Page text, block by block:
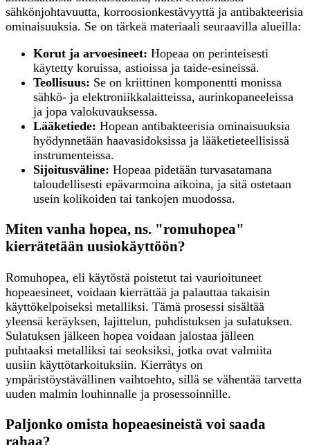
sähkönjohtavuutta, korroosionkestävyyttä ja antibakteerisia
ominaisuuksia. Se on tärkeä materiaali seuraavilla alueilla:
Korut ja arvoesineet: Hopeaa on perinteisesti
käytetty koruissa, astioissa ja taide-esineissä.
Teollisuus: Se on kriittinen komponentti monissa
sähkö- ja elektroniikkalaitteissa, aurinkopaneeleissa
ja jopa valokuvauksessa.
Lääketiede: Hopean antibakteerisia ominaisuuksia
hyödynnetään haavasidoksissa ja lääketieteellisissä
instrumenteissa.
Sijoitusväline: Hopeaa pidetään turvasatamana
taloudellisesti epävarmoina aikoina, ja sitä ostetaan
usein kolikoiden tai tankojen muodossa.
Miten vanha hopea, ns. "romuhopea"
kierrätetään uusiokäyttöön?
Romuhopea, eli käytöstä poistetut tai vaurioituneet
hopeaesineet, voidaan kierrättää ja palauttaa takaisin
käyttökelpoiseksi metalliksi. Tämä prosessi sisältää
yleensä keräyksen, lajittelun, puhdistuksen ja sulatuksen.
Sulatuksen jälkeen hopea voidaan jalostaa jälleen
puhtaaksi metalliksi tai seoksiksi, jotka ovat valmiita
uusiin käyttötarkoituksiin. Kierrätys on
ympäristöystävällinen vaihtoehto, sillä se vähentää tarvetta
uuden malmin louhinnalle ja prosessoinnille.
Paljonko omista hopeaesineistä voi saada
rahaa?